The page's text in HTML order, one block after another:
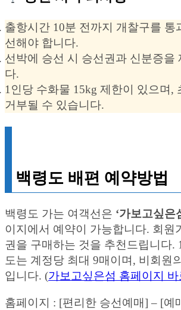
출항시간 10분 전까지 개찰구를 통
선해야 합니다.
선박에 승선 시 승선권과 신분증을
다.
1인당 수화물 15kg 제한이 있으며,
거부될 수 있습니다.
백령도 배편 예약방법
백령도 가는 여객선은 ‘가보고싶은
이지에서 예약이 가능합니다. 회원
권을 구매하는 것을 추천드립니다.
도는 계정당 최대 9매이며, 비회원
입니다. (가보고싶은섬 홈페이지 바
홈페이지 : [편리한 승선예매] – [예